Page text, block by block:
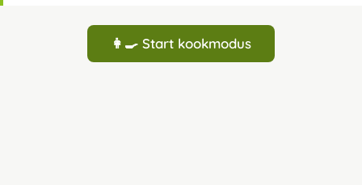
👩‍🍳 Start kookmodus